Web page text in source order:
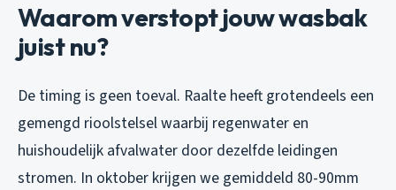
Waarom verstopt jouw wasbak
juist nu?
De timing is geen toeval. Raalte heeft grotendeels een
gemengd rioolstelsel waarbij regenwater en
huishoudelijk afvalwater door dezelfde leidingen
stromen. In oktober krijgen we gemiddeld 80-90mm